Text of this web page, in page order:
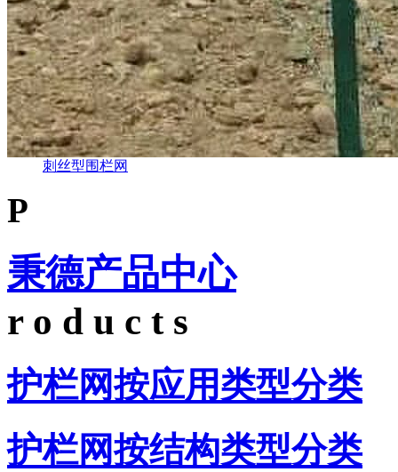
刺丝型围栏网
P
秉德产品中心
r o d u c t s
护栏网按应用类型分类
护栏网按结构类型分类